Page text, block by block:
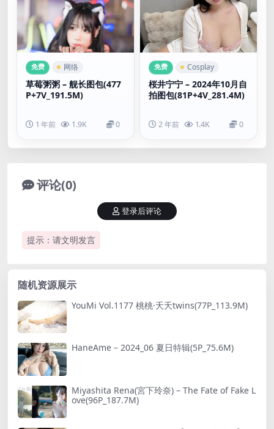
免费 网络
草莓粥粥 – 舰长图包(477
P+7V_191.5M)
1 年前 1.9K 0
免费 Cosplay
桜井宁宁 – 2024年10月自
拍图包(81P+4V_281.4M)
2 年前 1.4K 0
评论(0)
提示：请文明发言
登录后评论
随机资源展示
YouMi Vol.1177 桃桃·夭夭twins(77P_113.9M)
HaneAme – 2024_06 夏日特辑(5P_75.6M)
Miyashita Rena(宮下玲奈) – The Fate of Fake L
ove(96P_187.7M)